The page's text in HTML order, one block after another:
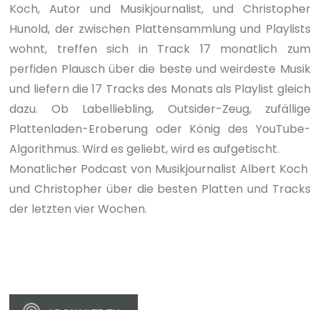
Koch, Autor und Musikjournalist, und Christopher
Hunold, der zwischen Plattensammlung und Playlists
wohnt, treffen sich in Track 17 monatlich zum
perfiden Plausch über die beste und weirdeste Musik
und liefern die 17 Tracks des Monats als Playlist gleich
dazu. Ob Labelliebling, Outsider-Zeug, zufällige
Plattenladen-Eroberung oder König des YouTube-
Algorithmus. Wird es geliebt, wird es aufgetischt.
Monatlicher Podcast von Musikjournalist Albert Koch
und Christopher über die besten Platten und Tracks
der letzten vier Wochen.